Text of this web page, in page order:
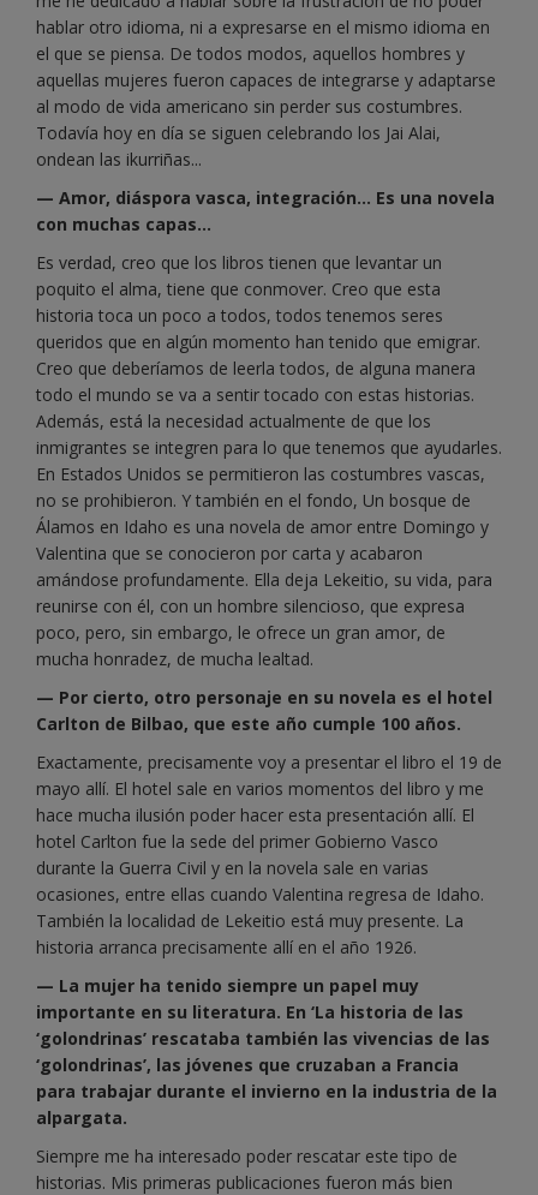
hablar otro idioma, ni a expresarse en el mismo idioma en
el que se piensa. De todos modos, aquellos hombres y
aquellas mujeres fueron capaces de integrarse y adaptarse
al modo de vida americano sin perder sus costumbres.
Todavía hoy en día se siguen celebrando los Jai Alai,
ondean las ikurriñas...
— Amor, diáspora vasca, integración... Es una novela
con muchas capas...
Es verdad, creo que los libros tienen que levantar un
poquito el alma, tiene que conmover. Creo que esta
historia toca un poco a todos, todos tenemos seres
queridos que en algún momento han tenido que emigrar.
Creo que deberíamos de leerla todos, de alguna manera
todo el mundo se va a sentir tocado con estas historias.
Además, está la necesidad actualmente de que los
inmigrantes se integren para lo que tenemos que ayudarles.
En Estados Unidos se permitieron las costumbres vascas,
no se prohibieron. Y también en el fondo, Un bosque de
Álamos en Idaho es una novela de amor entre Domingo y
Valentina que se conocieron por carta y acabaron
amándose profundamente. Ella deja Lekeitio, su vida, para
reunirse con él, con un hombre silencioso, que expresa
poco, pero, sin embargo, le ofrece un gran amor, de
mucha honradez, de mucha lealtad.
— Por cierto, otro personaje en su novela es el hotel
Carlton de Bilbao, que este año cumple 100 años.
Exactamente, precisamente voy a presentar el libro el 19 de
mayo allí. El hotel sale en varios momentos del libro y me
hace mucha ilusión poder hacer esta presentación allí. El
hotel Carlton fue la sede del primer Gobierno Vasco
durante la Guerra Civil y en la novela sale en varias
ocasiones, entre ellas cuando Valentina regresa de Idaho.
También la localidad de Lekeitio está muy presente. La
historia arranca precisamente allí en el año 1926.
— La mujer ha tenido siempre un papel muy
importante en su literatura. En ‘La historia de las
‘golondrinas’ rescataba también las vivencias de las
‘golondrinas’, las jóvenes que cruzaban a Francia
para trabajar durante el invierno en la industria de la
alpargata.
Siempre me ha interesado poder rescatar este tipo de
historias. Mis primeras publicaciones fueron más bien